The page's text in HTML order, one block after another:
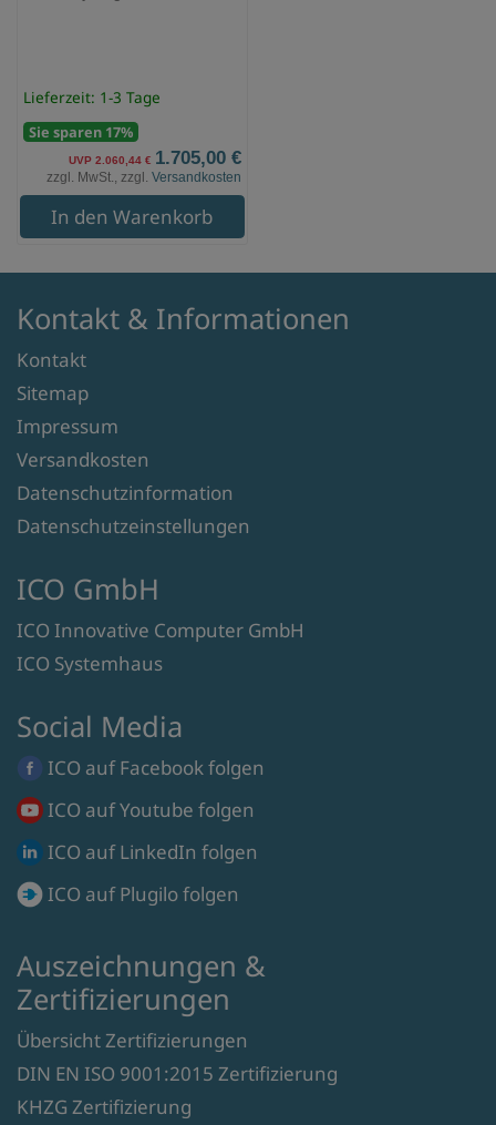
Lieferzeit: 1-3 Tage
Sie sparen 17%
UVP 2.060,44 € 1.705,00 €
zzgl. MwSt., zzgl. Versandkosten
In den Warenkorb
Kontakt & Informationen
Kontakt
Sitemap
Impressum
Versandkosten
Datenschutzinformation
Datenschutzeinstellungen
ICO GmbH
ICO Innovative Computer GmbH
ICO Systemhaus
Social Media
ICO aufFacebookfolgen
ICO aufYoutube folgen
ICO aufLinkedIn folgen
ICO aufPlugilofolgen
Auszeichnungen &
Zertifizierungen
Übersicht Zertifizierungen
DIN EN ISO 9001:2015 Zertifizierung
KHZG Zertifizierung